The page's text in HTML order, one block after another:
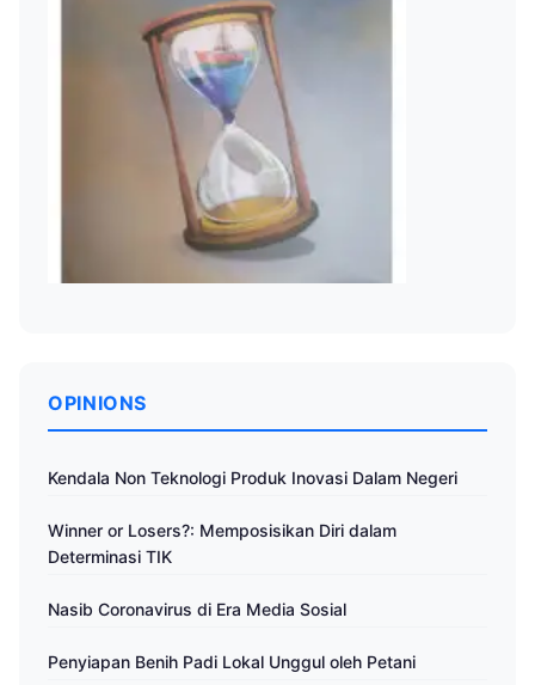
OPINIONS
Kendala Non Teknologi Produk Inovasi Dalam Negeri
Winner or Losers?: Memposisikan Diri dalam
Determinasi TIK
Nasib Coronavirus di Era Media Sosial
Penyiapan Benih Padi Lokal Unggul oleh Petani